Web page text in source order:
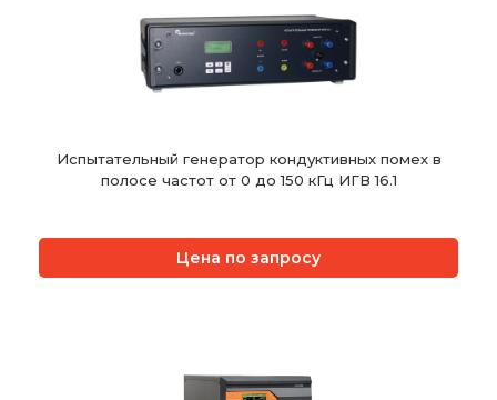
Испытательный генератор кондуктивных помех в
полосе частот от 0 до 150 кГц ИГВ 16.1
Цена по запросу